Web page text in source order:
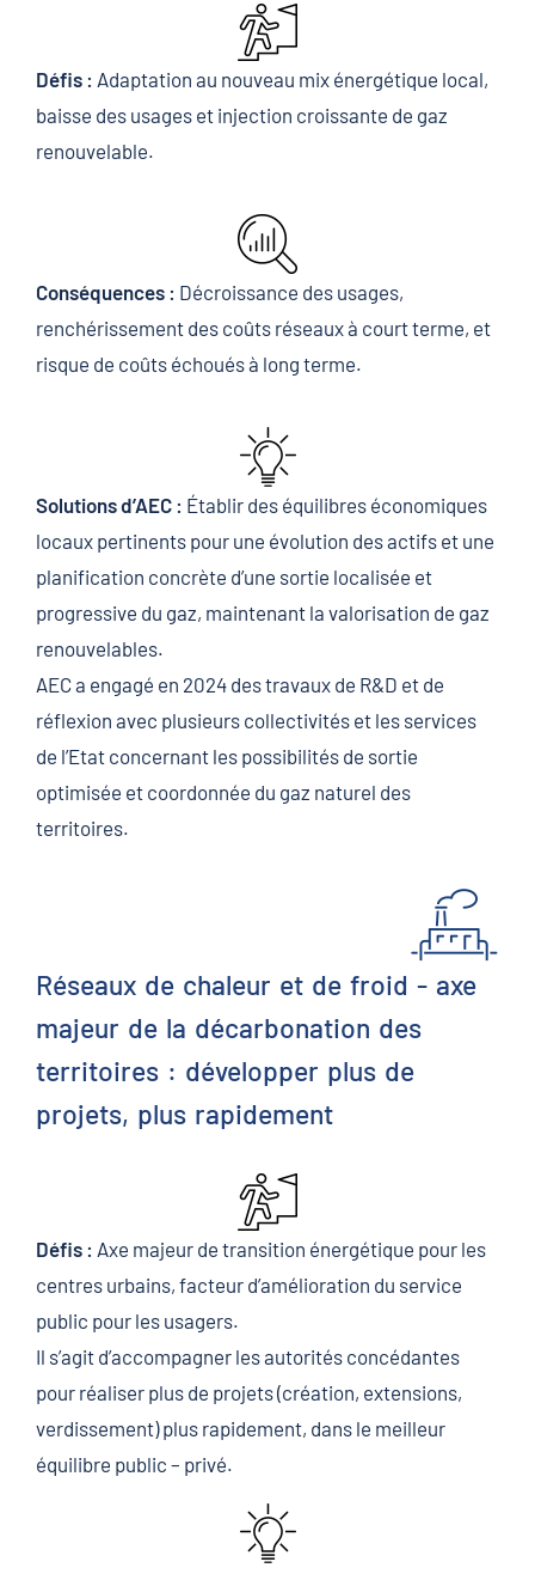
Défis : Adaptation au nouveau mix énergétique local,
baisse des usages et injection croissante de gaz
renouvelable.
Conséquences : Décroissance des usages,
renchérissement des coûts réseaux à court terme, et
risque de coûts échoués à long terme.
Solutions d’AEC : Établir des équilibres économiques
locaux pertinents pour une évolution des actifs et une
planification concrète d’une sortie localisée et
progressive du gaz, maintenant la valorisation de gaz
renouvelables.
AEC a engagé en 2024 des travaux de R&D et de
réflexion avec plusieurs collectivités et les services
de l’Etat concernant les possibilités de sortie
optimisée et coordonnée du gaz naturel des
territoires.
Réseaux de chaleur et de froid - axe
majeur de la décarbonation des
territoires : développer plus de
projets, plus rapidement
Défis : Axe majeur de transition énergétique pour les
centres urbains, facteur d’amélioration du service
public pour les usagers.
Il s’agit d’accompagner les autorités concédantes
pour réaliser plus de projets (création, extensions,
verdissement) plus rapidement, dans le meilleur
équilibre public – privé.